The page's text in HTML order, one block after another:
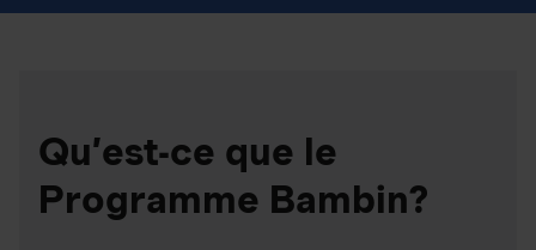
Qu’est-ce que le
Programme Bambin?